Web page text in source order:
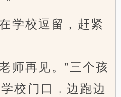
”
学校逗留，赶紧
师再见。”三个孩
校门口，边跑边